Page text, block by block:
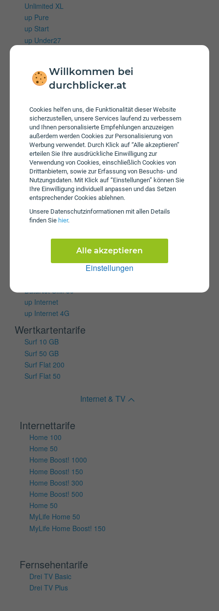
Willkommen bei
durchblicker.at
Cookies helfen uns, die Funktionalität dieser Website
sicherzustellen, unsere Services laufend zu verbessern
und Ihnen personalisierte Empfehlungen anzuzeigen
außerdem werden Cookies zur Personalisierung von
Werbung verwendet. Durch Klick auf “Alle akzeptieren”
erteilen Sie Ihre ausdrückliche Einwilligung zur
Verwendung von Cookies, einschließlich Cookies von
Drittanbietern, sowie zur Erfassung von Besuchs- und
Nutzungsdaten. Mit Klick auf “Einstellungen” können Sie
Ihre Einwilligung individuell anpassen und das Setzen
entsprechender Cookies ablehnen.
Unsere Daten­schutz­informationen mit allen Details
finden Sie hier.
Einstellungen
Alle akzeptieren
Unlimited XL
up Pure
up Start
up Under27
up Unlimited
Wertkartentarife
Talk EU M
Talk EU S
Talk EU XL
Mobiles Internet
Vertragstarife
Home 100
Home 50
Home Boost! 150
Home Boost! 300
DataNet SIM 50
up Internet
up Internet 4G
Wertkartentarife
Surf 10 GB
Surf 50 GB
Surf Flat 200
Surf Flat 50
Internet & TV
Internettarife
Home 100
Home 50
Home Boost! 1000
Home Boost! 150
Home Boost! 300
Home Boost! 500
Home 50
MyLife Home 50
MyLife Home Boost! 150
Fernsehentarife
Drei TV Basic
Drei TV Plus